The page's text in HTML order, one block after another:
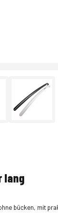
lang
bücken, mit